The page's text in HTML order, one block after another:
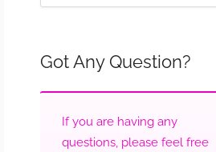
Got Any Question?
If you are having any
questions, please feel free